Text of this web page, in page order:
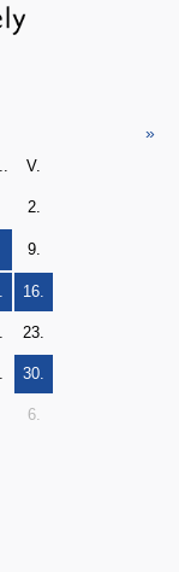
»
V.
2.
9.
16.
23.
30.
6.